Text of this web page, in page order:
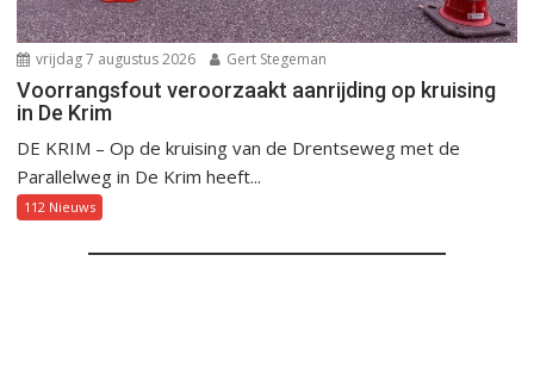
vrijdag 7 augustus 2026 Gert Stegeman
Voorrangsfout veroorzaakt aanrijding op kruising
in De Krim
DE KRIM – Op de kruising van de Drentseweg met de
Parallelweg in De Krim heeft...
112 Nieuws